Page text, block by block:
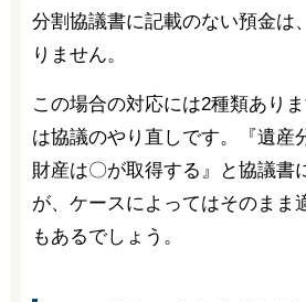
分割協議書に記載のない預金は
りません。
この場合の対応には2種類あり
は協議のやり直しです。『遺産
財産は〇が取得する』と協議書
が、ケースによってはそのまま
もあるでしょう。